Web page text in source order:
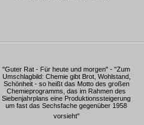
"Guter Rat - Für heute und morgen" - "Zum
Umschlagbild: Chemie gibt Brot, Wohlstand,
Schönheit - so heißt das Motto des großen
Chemieprogramms, das im Rahmen des
Siebenjahrplans eine Produktionssteigerung
um fast das Sechsfache gegenüber 1958
vorsieht"